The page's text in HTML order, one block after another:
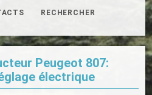
RECHERCHER
Peugeot 807:
électrique